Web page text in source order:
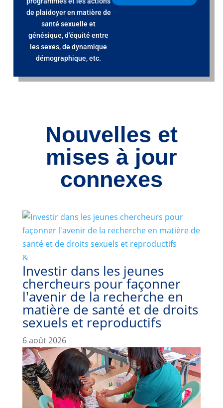
de plaidoyer en matière de
santé sexuelle et
génésique, d'équité entre
les sexes, de dynamique
démographique, etc.
Nouvelles et
mises à jour
connexes
Investir dans les jeunes
chercheurs pour façonner
l'avenir de la recherche en
matière de santé et de droits
sexuels et reproductifs
6 août 2026